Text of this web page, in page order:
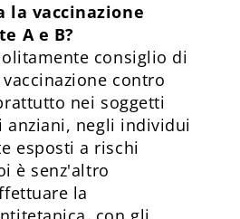
la vaccinazione
A e B?
consiglio di
contro
nei soggetti
negli individui
esposti a rischi
senz'altro
la